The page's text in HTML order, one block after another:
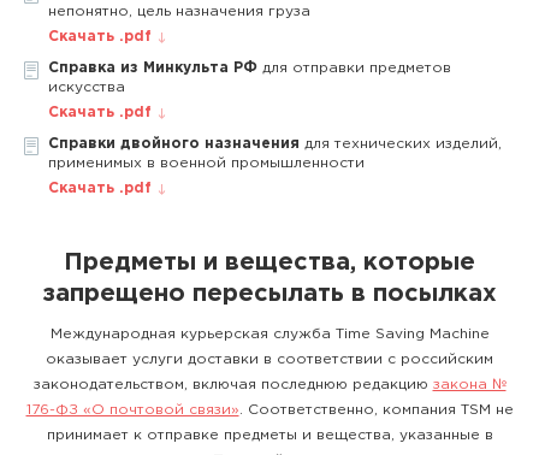
непонятно, цель назначения груза
Скачать .pdf
Справка из Минкульта РФ для отправки предметов
искусства
Скачать .pdf
Справки двойного назначения для технических изделий,
применимых в военной промышленности
Скачать .pdf
Предметы и вещества, которые
запрещено пересылать в посылках
Международная курьерская служба Time Saving Machine
оказывает услуги доставки в соответствии с российским
законодательством, включая последнюю редакцию закона №
176-ФЗ «О почтовой связи» . Соответственно, компания TSM не
принимает к отправке предметы и вещества, указанные в